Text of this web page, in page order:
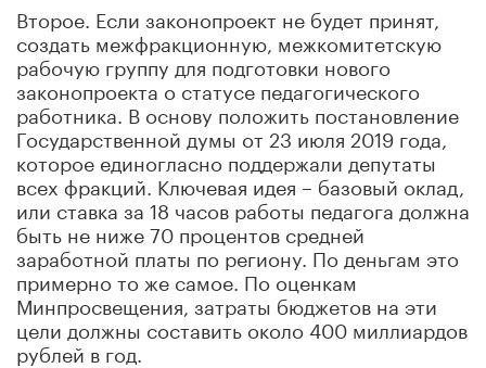
Второе. Если законопроект не будет принят,
создать межфракционную, межкомитетскую
рабочую группу для подготовки нового
законопроекта о статусе педагогического
работника. В основу положить постановление
Государственной думы от 23 июля 2019 года,
которое единогласно поддержали депутаты
всех фракций. Ключевая идея – базовый оклад,
или ставка за 18 часов работы педагога должна
быть не ниже 70 процентов средней
заработной платы по региону. По деньгам это
примерно то же самое. По оценкам
Минпросвещения, затраты бюджетов на эти
цели должны составить около 400 миллиардов
рублей в год.